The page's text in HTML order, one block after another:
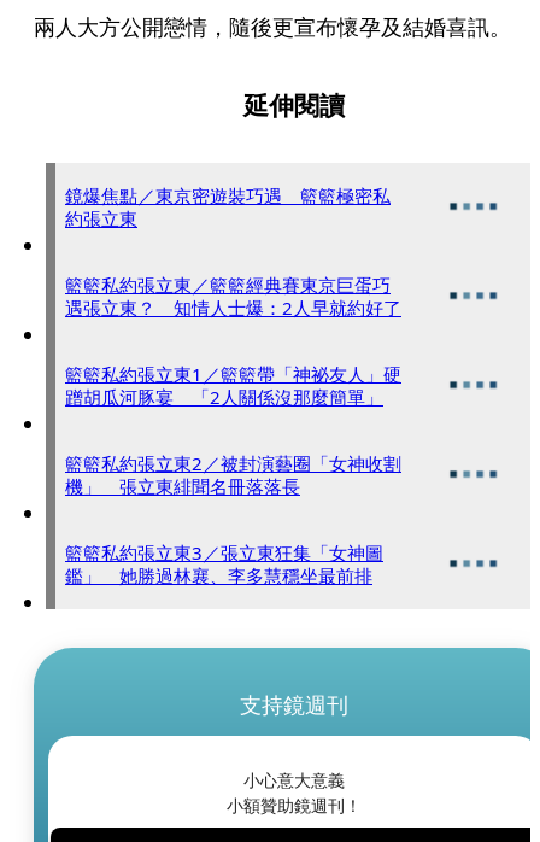
兩人大方公開戀情，隨後更宣布懷孕及結婚喜訊。
延伸閱讀
鏡爆焦點／東京密遊裝巧遇 籃籃極密私
約張立東
籃籃私約張立東／籃籃經典賽東京巨蛋巧
遇張立東？ 知情人士爆：2人早就約好了
籃籃私約張立東1／籃籃帶「神祕友人」硬
蹭胡瓜河豚宴 「2人關係沒那麼簡單」
籃籃私約張立東2／被封演藝圈「女神收割
機」 張立東緋聞名冊落落長
籃籃私約張立東3／張立東狂集「女神圖
鑑」 她勝過林襄、李多慧穩坐最前排
支持鏡週刊
小心意大意義
小額贊助鏡週刊！